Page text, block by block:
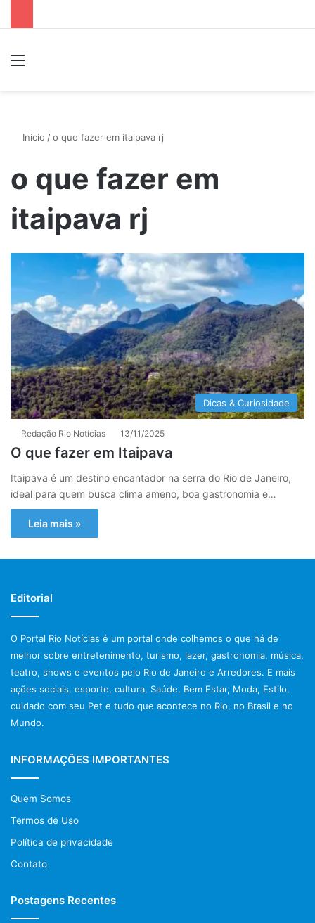
Início /o que fazer em itaipava rj
o que fazer em
itaipava rj
Dicas & Curiosidade
Redação Rio Notícias 13/11/2025
O que fazer em Itaipava
Itaipava é um destino encantador na serra do Rio de Janeiro,
ideal para quem busca clima ameno, boa gastronomia e…
Leia mais »
Editorial
O Portal Rio Notícias é um portal onde colhemos o que há de
melhor sobre entretenimento, turismo, lazer, gastronomia, música,
teatro, shows e eventos pelo Rio de Janeiro e Arredores. E mais
ações sociais, esporte, cultura, Saúde, Bem Estar, Moda, Estilo,
cuidado com seu Pet e tudo que acontece no Rio, no Brasil e no
Mundo.
INFORMAÇÕES IMPORTANTES
Quem Somos
Termos de Uso
Política de privacidade
Contato
Postagens Recentes